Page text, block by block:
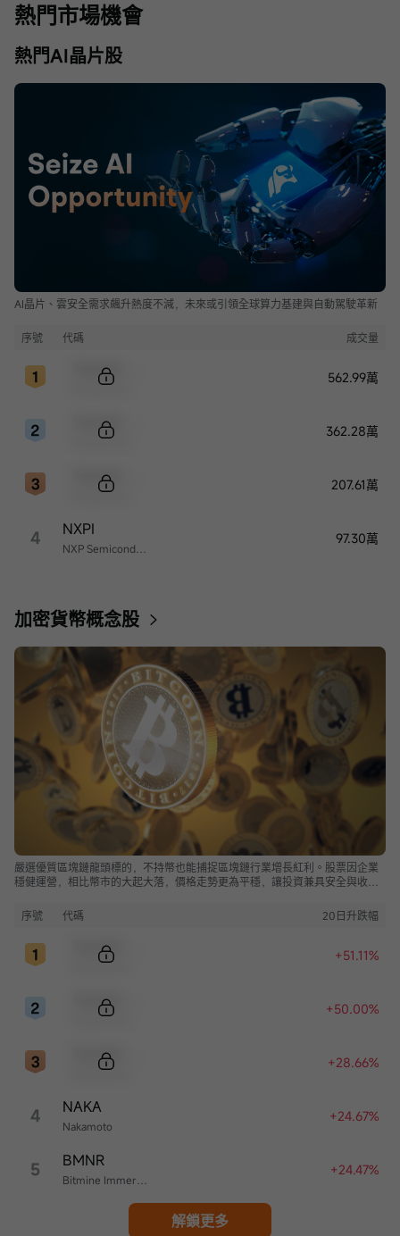
熱門市場機會
熱門AI晶片股
AI晶片、雲安全需求飆升熱度不減，未來或引領全球算力基建與自動駕駛革新
序號 代碼 成交量
562.99萬
362.28萬
207.61萬
4 NXPI 97.30萬
加密貨幣概念股
嚴選優質區塊鏈龍頭標的，不持幣也能捕捉區塊鏈行業增長紅利。股票因企業
穩健運營，相比幣市的大起大落，價格走勢更為平穩，讓投資兼具安全與收
序號
代碼 20日升跌幅
+51.11%
+50.00%
+28.66%
4 Nakamoto
NAKA +24.67%
5 BMNR +24.47%
解鎖更多